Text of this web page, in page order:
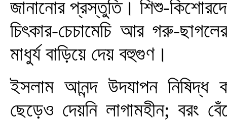
জানানোর প্রস্তুতি। শিশু-
চিৎকার-চেচামেচি আর গরু-
মাধুর্য বাড়িয়ে দেয় বহুগুণ।
ইসলাম আনন্দ উদযাপন নিষিদ্ধ
ছেড়েও দেয়নি লাগামহীন; বরং